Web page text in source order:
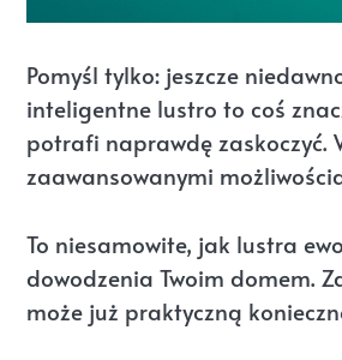
Pomyśl tylko: jeszcze
inteligentne lustro to coś
potrafi naprawdę zaskoczyć.
zaawansowanymi
To niesamowite, jak lustra
dowodzenia Twoim domem.
może już praktyczną